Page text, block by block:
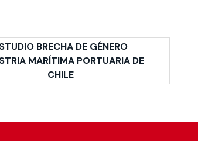
BRECHA DE GÉNERO
MARÍTIMA PORTUARIA DE
CHILE